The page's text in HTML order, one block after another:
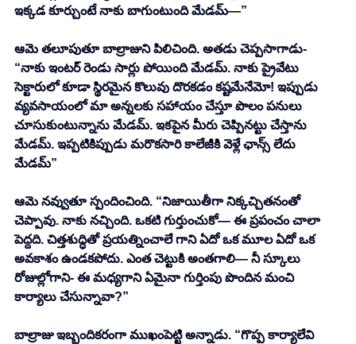
ఇక్కడ కూర్చుంటే నాకు బాగుంటుంది మేడమ్—”
ఆమె తలూపుతూ బాల్రాజుని పిలిచింది. అతడు చెప్పసాగాడు-
“నాకు ఇంటర్ రెండు సార్లు పోయింది మేడమ్. నాకు ప్రైవేటు
సెక్టారులో కూడా స్థిరమైన కొలువు దొరకడం కష్టమేనేమో! ఇప్పుడు
వ్యవసాయంలో మా అన్నలకు సహాయం చేస్తూ పొలం పనులు
చూసుకుంటున్నాను మేడమ్. ఇకపైన మీరు చెప్పినట్టు చేస్తాను
మేడమ్. ఇప్పటికిప్పుడు మరొకసారి కాలేజీకి వెళ్లే ఛాన్స్ లేదు
మేడమ్”
ఆమె నవ్వుతూ స్పందించింది. “నిజాయితీగా నిక్కచ్చితనంతో
చెప్పావు. నాకు నచ్చింది. ఒకటి గుర్తుంచుకో— ఈ ప్రపంచం చాలా
పెద్దది. చిత్తశుద్ధితో ప్రయత్నించాలే గాని ఏదో ఒక మూల ఏదో ఒక
అవకాశం ఉండకపోదు. ఎంత చెట్టుకి అంతగాలి— నీ స్కూలు
రోజుల్లోగాని- ఈ మధ్యగాని ఏమైనా గుర్తింపు పొందిన మంచి
కార్యాలు చేసున్నావా?”
బాల్రాజు ఇబ్బందికరంగా ముఖంపెట్టి అన్నాడు. “గొప్ప కార్యాలేవి